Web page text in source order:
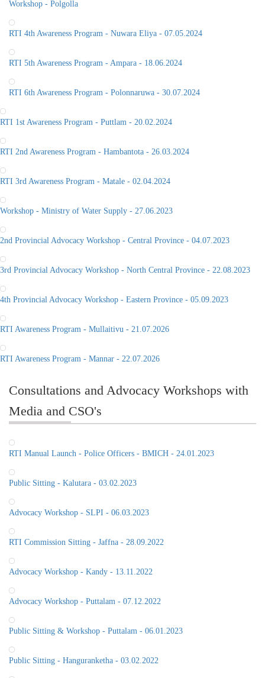
Workshop - Polgolla
RTI 4th Awareness Program - Nuwara Eliya - 07.05.2024
RTI 5th Awareness Program - Ampara - 18.06.2024
RTI 6th Awareness Program - Polonnaruwa - 30.07.2024
RTI 1st Awareness Program - Puttlam - 20.02.2024
RTI 2nd Awareness Program - Hambantota - 26.03.2024
RTI 3rd Awareness Program - Matale - 02.04.2024
Workshop - Ministry of Water Supply - 27.06.2023
2nd Provincial Advocacy Workshop - Central Province - 04.07.2023
3rd Provincial Advocacy Workshop - North Central Province - 22.08.2023
4th Provincial Advocacy Workshop - Eastern Province - 05.09.2023
RTI Awareness Program - Mullaitivu - 21.07.2026
RTI Awareness Program - Mannar - 22.07.2026
Consultations and Advocacy Workshops with
Media and CSO's
RTI Manual Launch - Police Officers - BMICH - 24.01.2023
Public Sitting - Kalutara - 03.02.2023
Advocacy Workshop - SLPI - 06.03.2023
RTI Commission Sitting - Jaffna - 28.09.2022
Advocacy Workshop - Kandy - 13.11.2022
Advocacy Workshop - Puttalam - 07.12.2022
Public Sitting & Workshop - Puttalam - 06.01.2023
Public Sitting - Hanguranketha - 03.02.2022